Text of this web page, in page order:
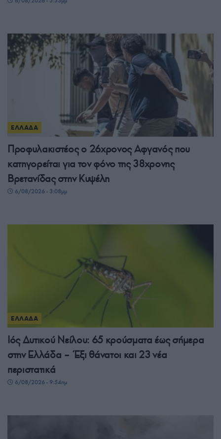
ΕΛΛΑΔΑ
Προφυλακιστέος ο 26χρονος Αφγανός που
κατηγορείται για τον φόνο της 38χρονης
Βρετανίδας στην Κυψέλη
6/08/2026 - 3:08μμ
ΕΛΛΑΔΑ
Ιός Δυτικού Νείλου: 65 κρούσματα έως σήμερα
στην Ελλάδα – Έξι θάνατοι και 23 νέα
περιστατικά
6/08/2026 - 9:54πμ